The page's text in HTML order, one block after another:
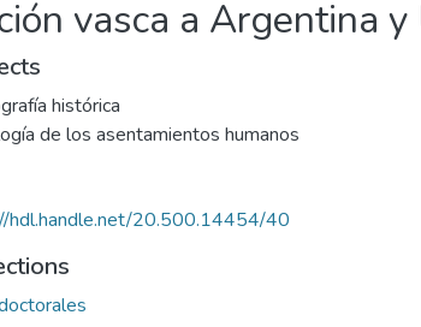
vasca a Argentina
histórica
de los asentamientos humanos
hdl.handle.net/20.500.14454/40